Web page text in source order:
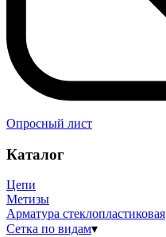
Опросный лист
Каталог
Цепи
Метизы
Арматура стеклопластиковая
Сетка по видам▾